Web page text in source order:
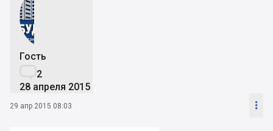
Гость
2
28 апреля 2015
29 апр 2015 08:03 